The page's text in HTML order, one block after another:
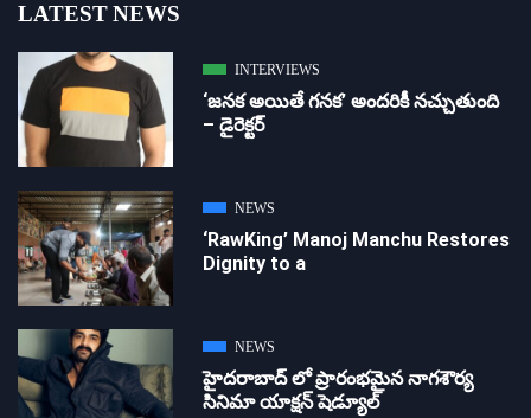
LATEST NEWS
INTERVIEWS
‘జ‌న‌క అయితే గ‌న‌క‌’ అందరికీ నచ్చుతుంది
– డైరెక్ట‌ర్
NEWS
‘RawKing’ Manoj Manchu Restores
Dignity to a
NEWS
హైదరాబాద్ లో ప్రారంభమైన నాగశౌర్య
సినిమా యాక్షన్ షెడ్యూల్